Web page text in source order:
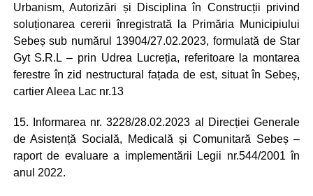
Urbanism, Autorizări și Disciplina în Construcții privind
soluționarea cererii înregistrată la Primăria Municipiului
Sebeș sub numărul 13904/27.02.2023, formulată de Star
Gyt S.R.L – prin Udrea Lucreția, referitoare la montarea
ferestre în zid nestructural fațada de est, situat în Sebeș,
cartier Aleea Lac nr.13
15. Informarea nr. 3228/28.02.2023 al Direcției Generale
de Asistență Socială, Medicală și Comunitară Sebeș –
raport de evaluare a implementării Legii nr.544/2001 în
anul 2022.